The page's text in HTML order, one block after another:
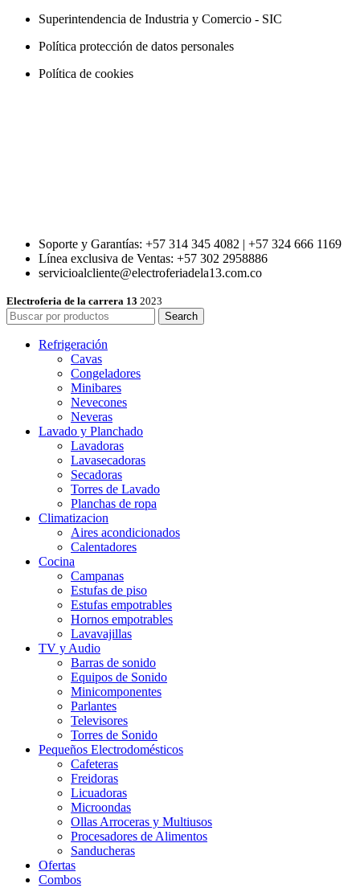
Superintendencia de Industria y Comercio - SIC
Política protección de datos personales
Política de cookies
Soporte y Garantías: +57 314 345 4082 | +57 324 666 1169
Línea exclusiva de Ventas: +57 302 2958886
servicioalcliente@electroferiadela13.com.co
Electroferia de la carrera 13 2023
Search
Refrigeración
Cavas
Congeladores
Minibares
Nevecones
Neveras
Lavado y Planchado
Lavadoras
Lavasecadoras
Secadoras
Torres de Lavado
Planchas de ropa
Climatizacion
Aires acondicionados
Calentadores
Cocina
Campanas
Estufas de piso
Estufas empotrables
Hornos empotrables
Lavavajillas
TV y Audio
Barras de sonido
Equipos de Sonido
Minicomponentes
Parlantes
Televisores
Torres de Sonido
Pequeños Electrodomésticos
Cafeteras
Freidoras
Licuadoras
Microondas
Ollas Arroceras y Multiusos
Procesadores de Alimentos
Sanducheras
Ofertas
Combos